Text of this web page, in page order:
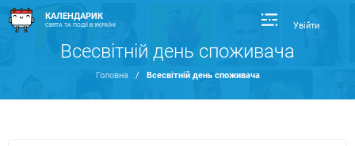
КАЛЕНДАРИК
СВЯТА ТА ПОДІЇ В УКРАЇНІ Увійти
Всесвітній день споживача
Головна / Всесвітній день споживача